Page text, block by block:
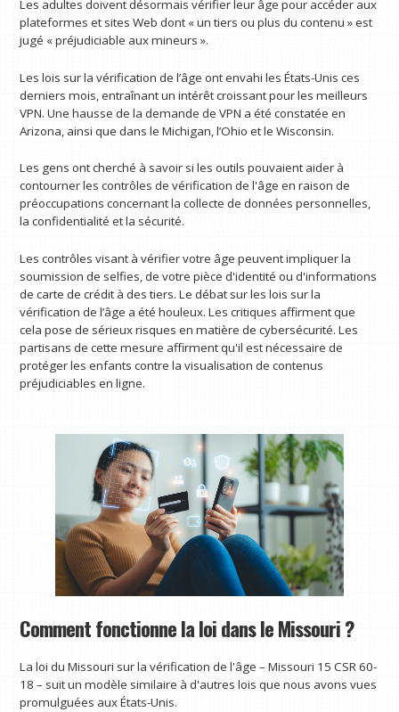
Les adultes doivent désormais vérifier leur âge pour accéder aux
plateformes et sites Web dont « un tiers ou plus du contenu » est
jugé « préjudiciable aux mineurs ».
Les lois sur la vérification de l’âge ont envahi les États-Unis ces
derniers mois, entraînant un intérêt croissant pour les meilleurs
VPN. Une hausse de la demande de VPN a été constatée en
Arizona, ainsi que dans le Michigan, l’Ohio et le Wisconsin.
Les gens ont cherché à savoir si les outils pouvaient aider à
contourner les contrôles de vérification de l'âge en raison de
préoccupations concernant la collecte de données personnelles,
la confidentialité et la sécurité.
Les contrôles visant à vérifier votre âge peuvent impliquer la
soumission de selfies, de votre pièce d'identité ou d'informations
de carte de crédit à des tiers. Le débat sur les lois sur la
vérification de l’âge a été houleux. Les critiques affirment que
cela pose de sérieux risques en matière de cybersécurité. Les
partisans de cette mesure affirment qu'il est nécessaire de
protéger les enfants contre la visualisation de contenus
préjudiciables en ligne.
Comment fonctionne la loi dans le Missouri ?
La loi du Missouri sur la vérification de l'âge – Missouri 15 CSR 60-
18 – suit un modèle similaire à d'autres lois que nous avons vues
promulguées aux États-Unis.